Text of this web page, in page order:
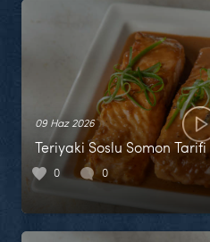
09 Haz 2026
Teriyaki Soslu Somon
0 0